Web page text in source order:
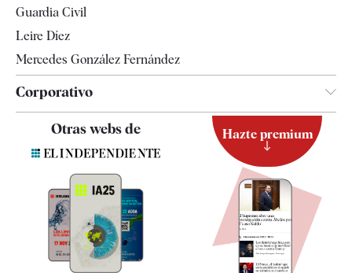
Guardia Civil
Leire Díez
Mercedes González Fernández
Corporativo
Contacto
Quiénes somos
Especificaciones
Otras webs de Hazte premium